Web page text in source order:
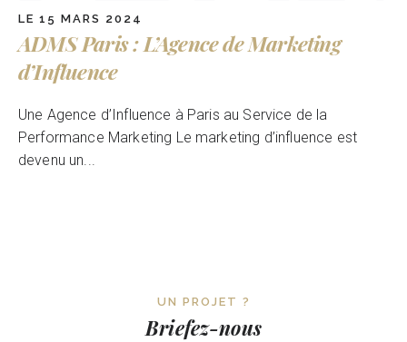
LE 15 MARS 2024
ADMS Paris : L’Agence de Marketing
d’Influence
Une Agence d’Influence à Paris au Service de la
Performance Marketing Le marketing d’influence est
devenu un...
UN PROJET ?
Briefez-nous